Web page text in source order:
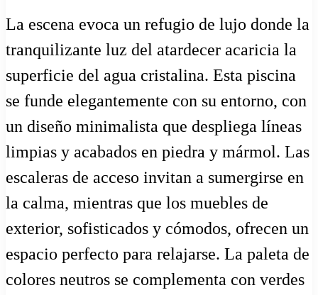
La escena evoca un refugio de lujo donde la
tranquilizante luz del atardecer acaricia la
superficie del agua cristalina. Esta piscina
se funde elegantemente con su entorno, con
un diseño minimalista que despliega líneas
limpias y acabados en piedra y mármol. Las
escaleras de acceso invitan a sumergirse en
la calma, mientras que los muebles de
exterior, sofisticados y cómodos, ofrecen un
espacio perfecto para relajarse. La paleta de
colores neutros se complementa con verdes